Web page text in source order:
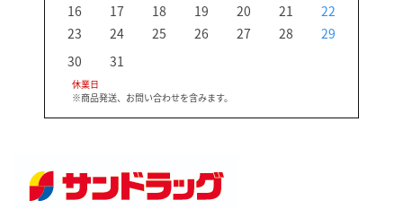
16
17 18 19 20 21
22
23
24 25 26 27 28
29
30
31
休業日
※商品発送、お問い合わせを含みます。